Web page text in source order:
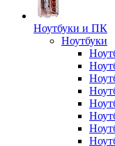
Ноутбуки и ПК
Ноутбуки